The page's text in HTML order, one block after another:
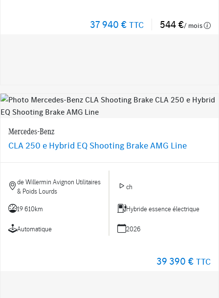
37 940 € TTC 544 €/ mois
Mercedes-Benz
CLA 250 e Hybrid EQ Shooting Brake AMG Line
de Willermin Avignon Utilitaires
& Poids Lourds
ch
19 610km Hybride essence électrique
Automatique 2026
39 390 € TTC